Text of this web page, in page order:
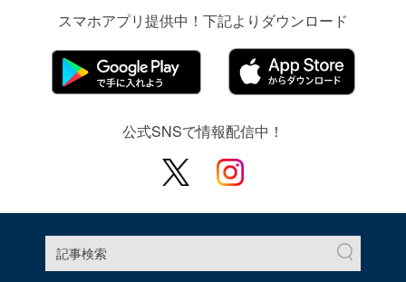
スマホアプリ提供中！下記よりダウンロード
公式SNSで情報配信中！
記事検索